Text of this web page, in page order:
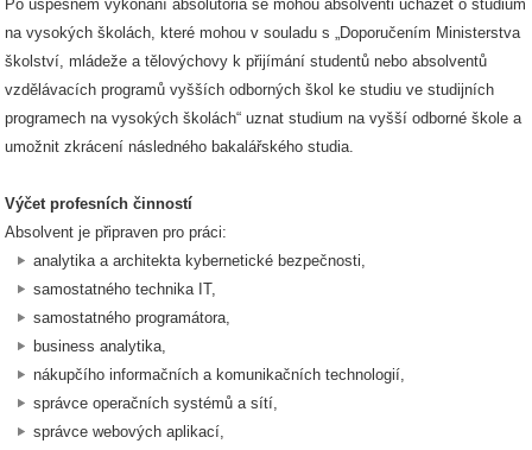
Po úspěšném vykonání absolutoria se mohou absolventi ucházet o studium
na vysokých školách, které mohou v souladu s „Doporučením Ministerstva
školství, mládeže a tělovýchovy k přijímání studentů nebo absolventů
vzdělávacích programů vyšších odborných škol ke studiu ve studijních
programech na vysokých školách“ uznat studium na vyšší odborné škole a
umožnit zkrácení následného bakalářského studia.
Výčet profesních činností
Absolvent je připraven pro práci:
analytika a architekta kybernetické bezpečnosti,
samostatného technika IT,
samostatného programátora,
business analytika,
nákupčího informačních a komunikačních technologií,
správce operačních systémů a sítí,
správce webových aplikací,